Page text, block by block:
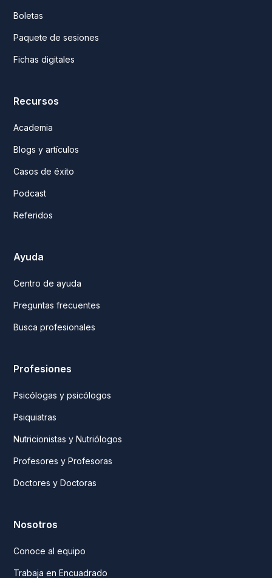
Boletas
Paquete de sesiones
Fichas digitales
Recursos
Academia
Blogs y artículos
Casos de éxito
Podcast
Referidos
Ayuda
Centro de ayuda
Preguntas frecuentes
Busca profesionales
Profesiones
Psicólogas y psicólogos
Psiquiatras
Nutricionistas y Nutriólogos
Profesores y Profesoras
Doctores y Doctoras
Nosotros
Conoce al equipo
Trabaja en Encuadrado